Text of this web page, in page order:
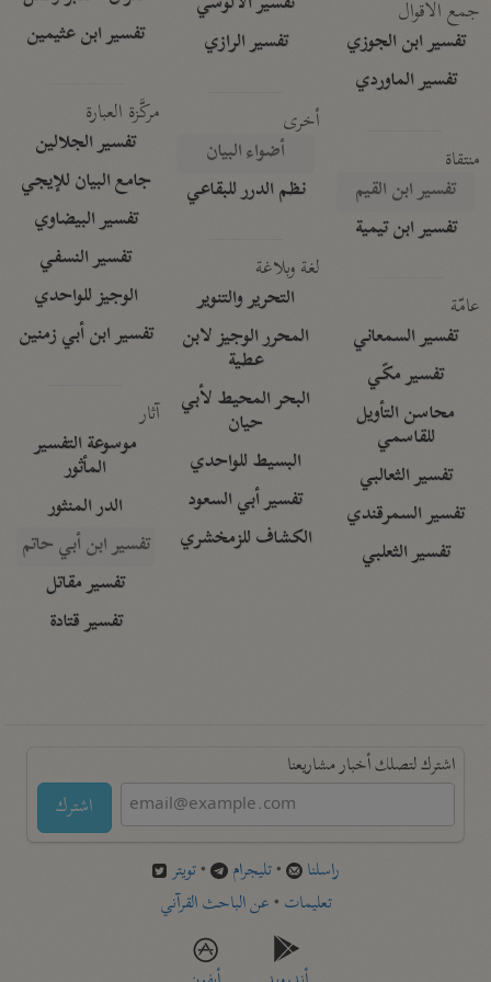
جمع الأقوال
تفسير ابن الجوزي
تفسير الماوردي
منتقاة
تفسير ابن القيم
تفسير ابن تيمية
عامّة
تفسير السمعاني
تفسير مكّي
محاسن التأويل
للقاسمي
تفسير الثعالبي
تفسير السمرقندي
تفسير الثعلبي
تفسير الرازي
أخرى
أضواء البيان
نظم الدرر للبقاعي
لغة وبلاغة
التحرير والتنوير
المحرر الوجيز لابن
عطية
البحر المحيط لأبي
حيان
البسيط للواحدي
تفسير أبي السعود
الكشاف للزمخشري
تفسير ابن عثيمين
مركَّزة العبارة
تفسير الجلالين
جامع البيان للإيجي
تفسير البيضاوي
تفسير النسفي
الوجيز للواحدي
تفسير ابن أبي زمنين
آثار
موسوعة التفسير
المأثور
الدر المنثور
تفسير ابن أبي حاتم
تفسير مقاتل
تفسير قتادة
اشترك لتصلك أخبار مشاريعنا
اشترك
راسلنا •تليجرام •تويتر
تعليمات •عن الباحث القرآني